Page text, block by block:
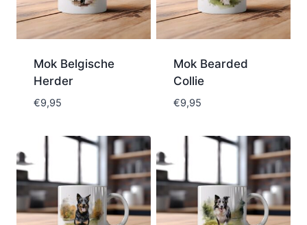
Mok Belgische
Herder
€9,95
Mok Bearded
Collie
€9,95